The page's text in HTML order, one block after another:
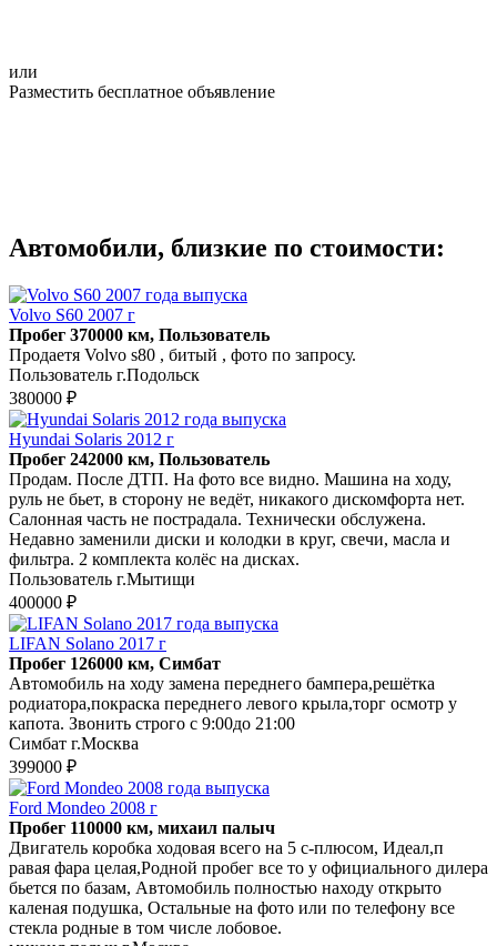
или
Разместить бесплатное объявление
Автомобили, близкие по стоимости:
Volvo S60 2007 г
Пробег 370000 км, Пользователь
Продаетя Volvo s80 , битый , фото по запросу.
Пользователь г.Подольск
380000 ₽
Hyundai Solaris 2012 г
Пробег 242000 км, Пользователь
Продам. После ДТП. На фото все видно. Машина на ходу,
руль не бьет, в сторону не ведёт, никакого дискомфорта нет.
Салонная часть не пострадала. Технически обслужена.
Недавно заменили диски и колодки в круг, свечи, масла и
фильтра. 2 комплекта колёс на дисках.
Пользователь г.Мытищи
400000 ₽
LIFAN Solano 2017 г
Пробег 126000 км, Симбат
Автомобиль на ходу замена переднего бампера,решётка
родиатора,покраска переднего левого крыла,торг осмотр у
капота. Звонить строго с 9:00до 21:00
Симбат г.Москва
399000 ₽
Ford Mondeo 2008 г
Пробег 110000 км, михаил палыч
Двигатель коробка ходовая всего на 5 с-плюсом, Идеал,п
равая фара целая,Родной пробег все то у официального дилера
бьется по базам, Автомобиль полностью находу открыто
каленая подушка, Остальные на фото или по телефону все
стекла родные в том числе лобовое.